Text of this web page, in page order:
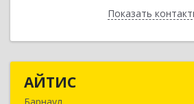
ПоказатьНазад
АЙТИС